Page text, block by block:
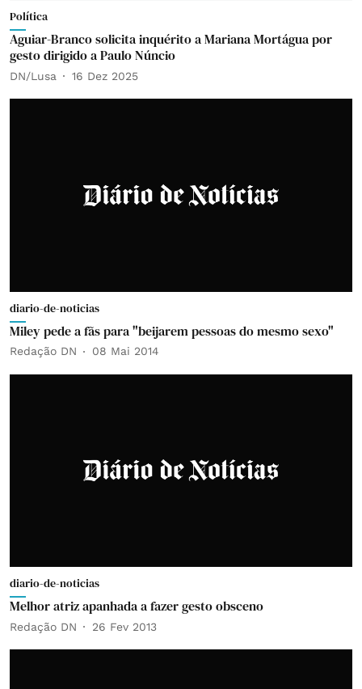
Política
Aguiar-Branco solicita inquérito a Mariana Mortágua por
gesto dirigido a Paulo Núncio
DN/Lusa 16 Dez 2025
diario-de-noticias
Miley pede a fãs para "beijarem pessoas do mesmo sexo"
Redação DN 08 Mai 2014
diario-de-noticias
Melhor atriz apanhada a fazer gesto obsceno
Redação DN 26 Fev 2013